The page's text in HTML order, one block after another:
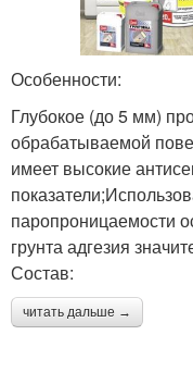
Особенности:
Глубокое (до 5 мм)
обрабатываемой
имеет высокие
паропроницаемости
грунта адгезия
Состав:
читать дальше →